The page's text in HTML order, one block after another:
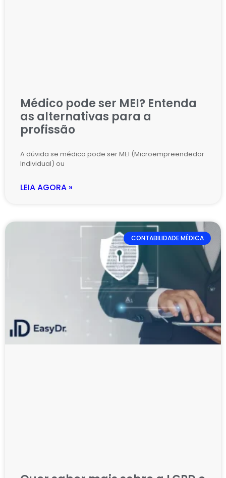
Médico pode ser MEI? Entenda
as alternativas para a
profissão
A dúvida se médico pode ser MEI (Microempreendedor
Individual) ou
LEIA AGORA »
CONTABILIDADE MÉDICA